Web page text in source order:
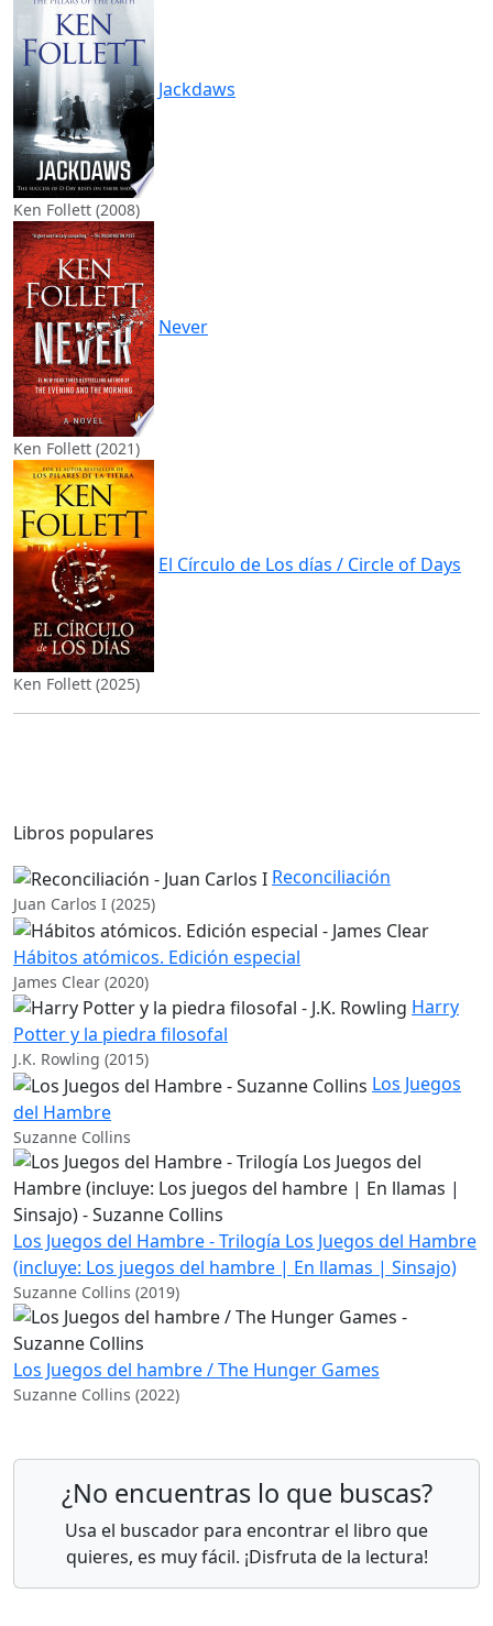
Jackdaws
Ken Follett (2008)
Never
Ken Follett (2021)
El Círculo de Los días / Circle of Days
Ken Follett (2025)
Libros populares
Reconciliación
Juan Carlos I (2025)
Hábitos atómicos. Edición especial
James Clear (2020)
Harry
Potter y la piedra filosofal
J.K. Rowling (2015)
Los Juegos
del Hambre
Suzanne Collins
Los Juegos del Hambre - Trilogía Los Juegos del Hambre
(incluye: Los juegos del hambre | En llamas | Sinsajo)
Suzanne Collins (2019)
Los Juegos del hambre / The Hunger Games
Suzanne Collins (2022)
¿No encuentras lo que buscas?
Usa el buscador para encontrar el libro que
quieres, es muy fácil. ¡Disfruta de la lectura!